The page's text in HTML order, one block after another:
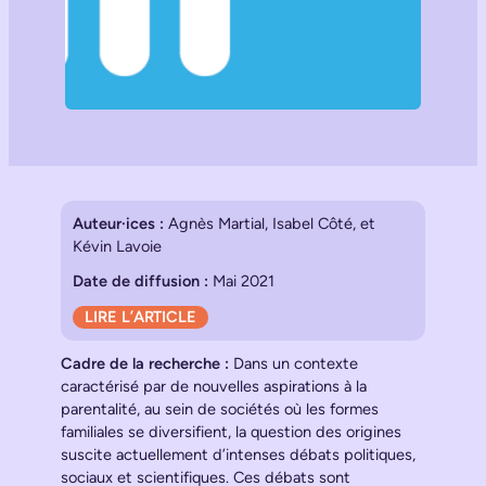
Auteur·ices :Agnès Martial, Isabel Côté, et
Kévin Lavoie
Date de diffusion : Mai 2021
LIRE L’ARTICLE
Cadre de la recherche : Dans un contexte
caractérisé par de nouvelles aspirations à la
parentalité, au sein de sociétés où les formes
familiales se diversifient, la question des origines
suscite actuellement d’intenses débats politiques,
sociaux et scientifiques. Ces débats sont